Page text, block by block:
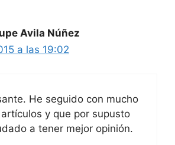
Avila Núñez
a las 19:02
He seguido con mucho
y que por supusto
a tener mejor opinión.